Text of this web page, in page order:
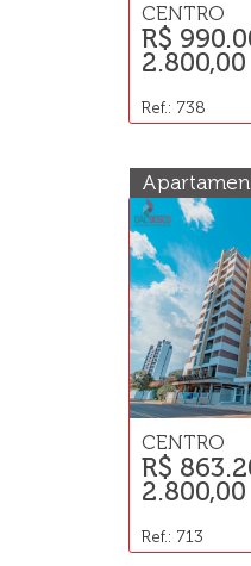
CENTRO
R$
2.800,00
Ref.: 738
CENTRO
R$
2.800,00
Ref.: 713